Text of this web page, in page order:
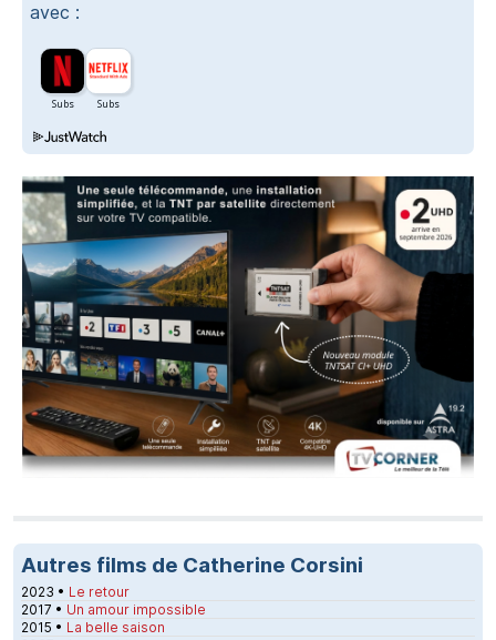
avec :
Autres films de Catherine Corsini
2023 • Le retour
2017 • Un amour impossible
2015 • La belle saison